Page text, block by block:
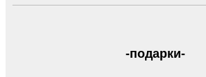
-подарки-